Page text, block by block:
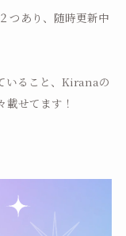
つあり、随時更新中
いること、Kiranaの
せてます！